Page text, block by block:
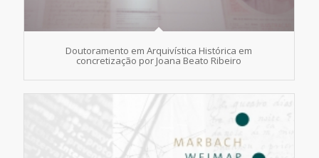
Doutoramento em Arquivística Histórica em
concretização por Joana Beato Ribeiro